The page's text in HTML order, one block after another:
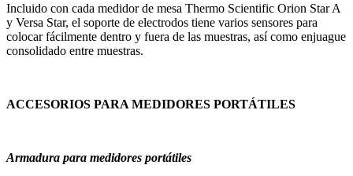
Incluido con cada medidor de mesa Thermo Scientific Orion Star A
y Versa Star, el soporte de electrodos tiene varios sensores para
colocar fácilmente dentro y fuera de las muestras, así como enjuague
consolidado entre muestras.
ACCESORIOS PARA MEDIDORES PORTÁTILES
Armadura para medidores portátiles